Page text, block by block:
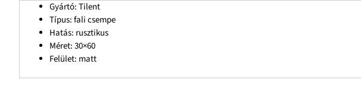
Gyártó: Tilent
Típus: fali csempe
Hatás: rusztikus
Méret: 30×60
Felület: matt